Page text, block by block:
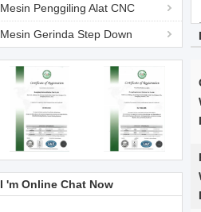
Mesin Penggiling Alat CNC
Mesin Gerinda Step Down
I 'm Online Chat Now